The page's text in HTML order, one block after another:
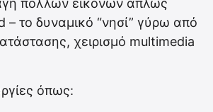
πολλών εικόνων απλώς
το δυναμικό “νησί” γύρω από
χειρισμό multimedia
όπως: